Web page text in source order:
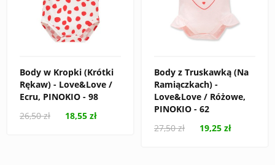
Body w Kropki (Krótki
Rękaw) - Love&Love /
Ecru, PINOKIO - 98
26,50 zł
18,55 zł
Body z Truskawką (Na
Ramiączkach) -
Love&Love / Różowe,
PINOKIO - 62
27,50 zł
19,25 zł